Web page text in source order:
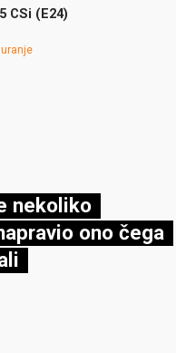
CSi (E24)
nekoliko
ono čega